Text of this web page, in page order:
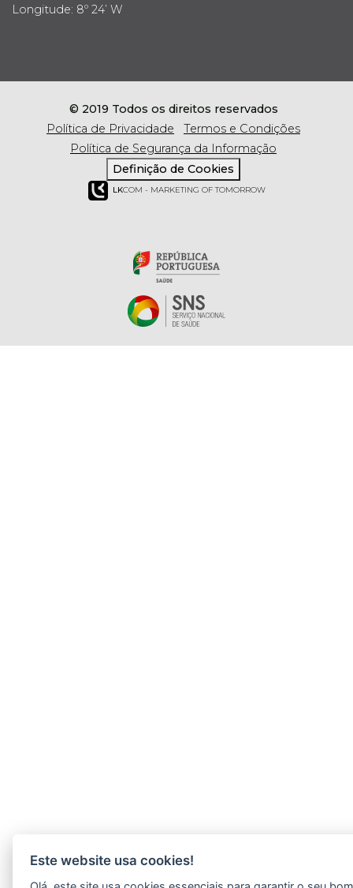
Longitude: 8º 24’ W
© 2019 Todos os direitos reservados
Política de Privacidade
Termos e Condições
Política de Segurança da Informação
Definição de Cookies
LKCOM - MARKETING OF TOMORROW
Este website usa cookies!